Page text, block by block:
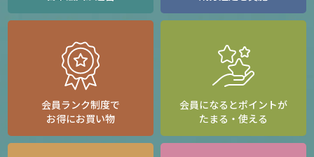
会員ランク制度で
お得にお買い物
会員になるとポイントが
たまる・使える